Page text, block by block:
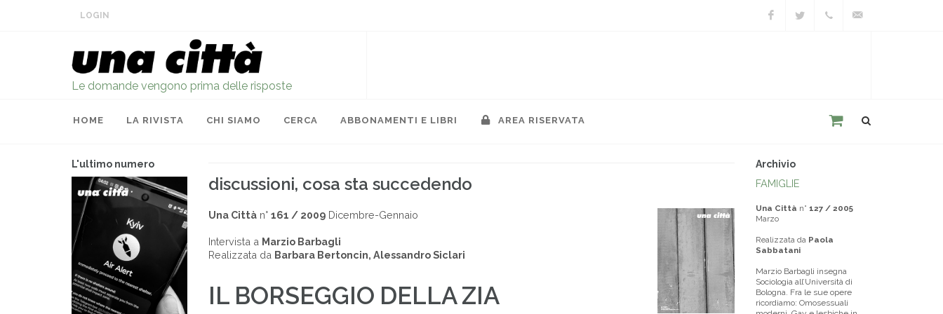
LOGIN
Le domande vengono prima delle risposte
HOME LA RIVISTA CHI SIAMO CERCA ABBONAMENTI E LIBRI AREA RISERVATA
L'ultimo numero
discussioni, cosa sta succedendo
Una Città n° 161 / 2009 Dicembre-Gennaio
Intervista a Marzio Barbagli
Realizzata da Barbara Bertoncin, Alessandro Siclari
IL BORSEGGIO DELLA ZIA
Archivio
FAMIGLIE
Una Città n° 127 / 2005
Marzo
Realizzata da Paola
Sabbatani
Marzio Barbagli insegna
Sociologia all’Università di
Bologna. Fra le sue opere
ricordiamo: Omosessuali